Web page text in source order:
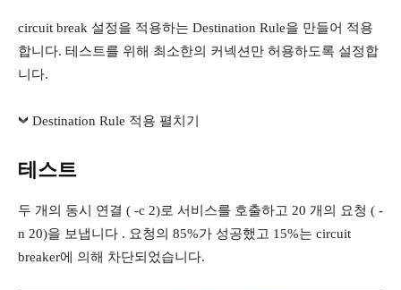
circuit break 설정을 적용하는 Destination Rule을 만들어 적용
합니다. 테스트를 위해 최소한의 커넥션만 허용하도록 설정합
니다.
Destination Rule 적용 펼치기
테스트
두 개의 동시 연결 ( -c 2)로 서비스를 호출하고 20 개의 요청 ( -
n 20)을 보냅니다 . 요청의 85%가 성공했고 15%는 circuit
breaker에 의해 차단되었습니다.